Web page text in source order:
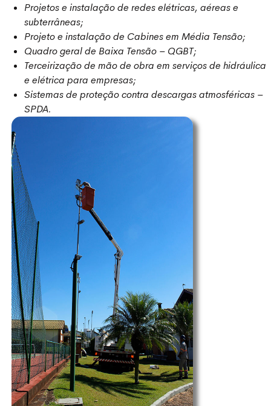
Projetos e instalação de redes elétricas, aéreas e
subterrâneas;
Projeto e instalação de Cabines em Média Tensão;
Quadro geral de Baixa Tensão – QGBT;
Terceirização de mão de obra em serviços de hidráulica
e elétrica para empresas;
Sistemas de proteção contra descargas atmosféricas –
SPDA.